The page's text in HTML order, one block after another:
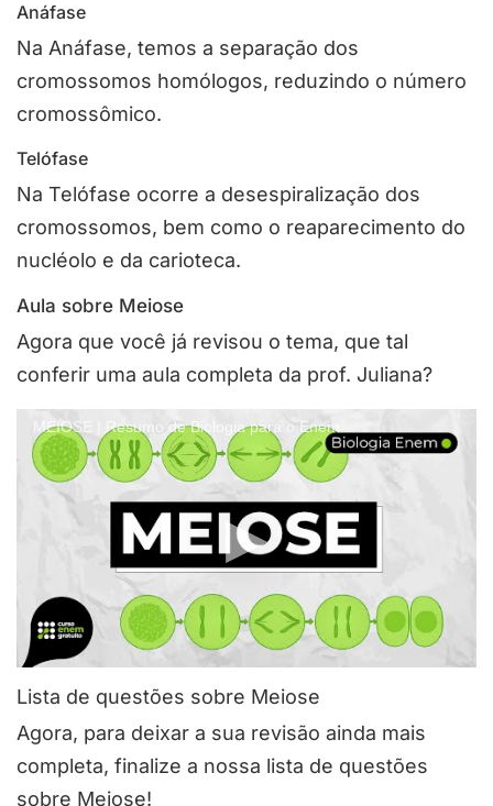
Anáfase
Na Anáfase, temos a separação dos
cromossomos homólogos, reduzindo o número
cromossômico.
Telófase
Na Telófase ocorre a desespiralização dos
cromossomos, bem como o reaparecimento do
nucléolo e da carioteca.
Aula sobre Meiose
Agora que você já revisou o tema, que tal
conferir uma aula completa da prof. Juliana?
MEIOSE | Resumo de Biologia para o Enem
Lista de questões sobre Meiose
Agora, para deixar a sua revisão ainda mais
completa, finalize a nossa lista de questões
sobre Meiose!